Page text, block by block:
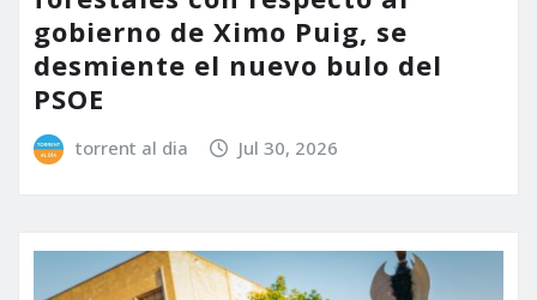
gobierno de Ximo Puig, se
desmiente el nuevo bulo del
PSOE
torrent al dia Jul 30, 2026